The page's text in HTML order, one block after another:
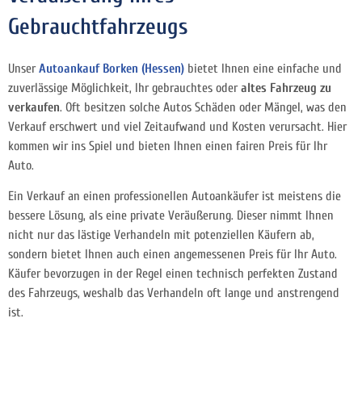
Gebrauchtfahrzeugs
UnserAutoankauf Borken (Hessen) bietet Ihnen eine einfache und
zuverlässige Möglichkeit, Ihr gebrauchtes oderaltes Fahrzeug zu
verkaufen. Oft besitzen solche Autos Schäden oder Mängel, was den
Verkauf erschwert und viel Zeitaufwand und Kosten verursacht. Hier
kommen wir ins Spiel und bieten Ihnen einen fairen Preis für Ihr
Auto.
Ein Verkauf an einen professionellen Autoankäufer ist meistens die
bessere Lösung, als eine private Veräußerung. Dieser nimmt Ihnen
nicht nur das lästige Verhandeln mit potenziellen Käufern ab,
sondern bietet Ihnen auch einen angemessenen Preis für Ihr Auto.
Käufer bevorzugen in der Regel einen technisch perfekten Zustand
des Fahrzeugs, weshalb das Verhandeln oft lange und anstrengend
ist.